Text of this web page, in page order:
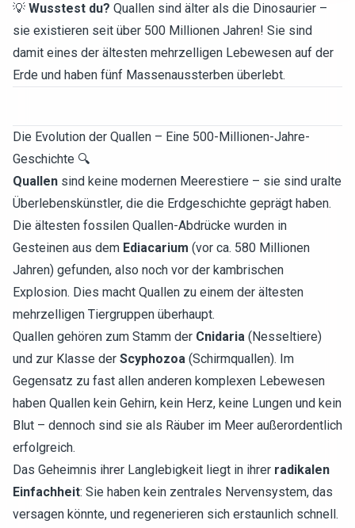
💡 Wusstest du? Quallen sind älter als die Dinosaurier –
sie existieren seit über 500 Millionen Jahren! Sie sind
damit eines der ältesten mehrzelligen Lebewesen auf der
Erde und haben fünf Massenaussterben überlebt.
Die Evolution der Quallen – Eine 500-Millionen-Jahre-
Geschichte 🔍
Quallen sind keine modernen Meerestiere – sie sind uralte
Überlebenskünstler, die die Erdgeschichte geprägt haben.
Die ältesten fossilen Quallen-Abdrücke wurden in
Gesteinen aus dem Ediacarium (vor ca. 580 Millionen
Jahren) gefunden, also noch vor der kambrischen
Explosion. Dies macht Quallen zu einem der ältesten
mehrzelligen Tiergruppen überhaupt.
Quallen gehören zum Stamm der Cnidaria (Nesseltiere)
und zur Klasse der Scyphozoa (Schirmquallen). Im
Gegensatz zu fast allen anderen komplexen Lebewesen
haben Quallen kein Gehirn, kein Herz, keine Lungen und kein
Blut – dennoch sind sie als Räuber im Meer außerordentlich
erfolgreich.
Das Geheimnis ihrer Langlebigkeit liegt in ihrer radikalen
Einfachheit: Sie haben kein zentrales Nervensystem, das
versagen könnte, und regenerieren sich erstaunlich schnell.